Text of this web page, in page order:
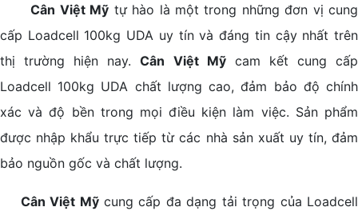
Cân Việt Mỹ tự hào là một trong những đơn vị cung
cấp Loadcell 100kg UDA uy tín và đáng tin cậy nhất trên
thị trường hiện nay.Cân Việt Mỹcam kết cung cấp
Loadcell 100kg UDA chất lượng cao, đảm bảo độ chính
xác và độ bền trong mọi điều kiện làm việc. Sản phẩm
được nhập khẩu trực tiếp từ các nhà sản xuất uy tín, đảm
bảo nguồn gốc và chất lượng.
Cân Việt Mỹcung cấp đa dạng tải trọng của Loadcell